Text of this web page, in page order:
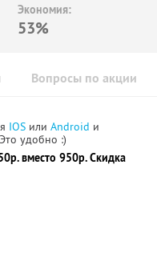
Экономия:
53%
Вопросы по акции
IOS или Android и
удобно :)
вместо 950р. Скидка